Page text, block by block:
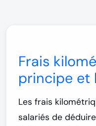
Frais
principe et
Les frais
salariés de